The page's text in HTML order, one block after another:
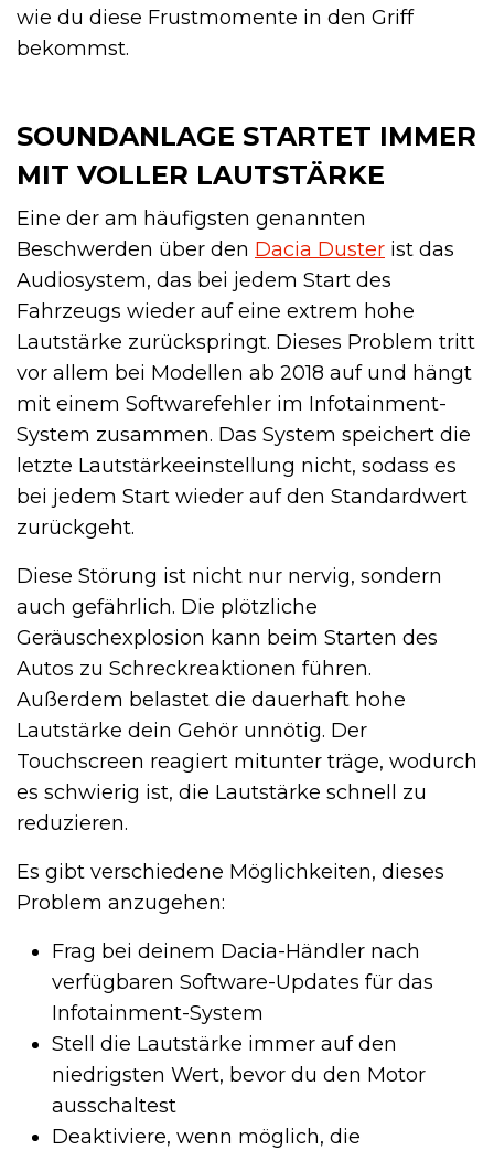
wie du diese Frustmomente in den Griff
bekommst.
SOUNDANLAGE STARTET IMMER
MIT VOLLER LAUTSTÄRKE
Eine der am häufigsten genannten
Beschwerden über den Dacia Duster ist das
Audiosystem, das bei jedem Start des
Fahrzeugs wieder auf eine extrem hohe
Lautstärke zurückspringt. Dieses Problem tritt
vor allem bei Modellen ab 2018 auf und hängt
mit einem Softwarefehler im Infotainment-
System zusammen. Das System speichert die
letzte Lautstärkeeinstellung nicht, sodass es
bei jedem Start wieder auf den Standardwert
zurückgeht.
Diese Störung ist nicht nur nervig, sondern
auch gefährlich. Die plötzliche
Geräuschexplosion kann beim Starten des
Autos zu Schreckreaktionen führen.
Außerdem belastet die dauerhaft hohe
Lautstärke dein Gehör unnötig. Der
Touchscreen reagiert mitunter träge, wodurch
es schwierig ist, die Lautstärke schnell zu
reduzieren.
Es gibt verschiedene Möglichkeiten, dieses
Problem anzugehen:
Frag bei deinem Dacia-Händler nach
verfügbaren Software-Updates für das
Infotainment-System
Stell die Lautstärke immer auf den
niedrigsten Wert, bevor du den Motor
ausschaltest
Deaktiviere, wenn möglich, die